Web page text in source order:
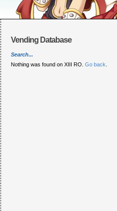
Vending Database
Search...
Nothing was found on XIII RO. Go back